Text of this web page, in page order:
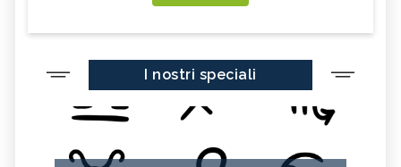
I nostri speciali